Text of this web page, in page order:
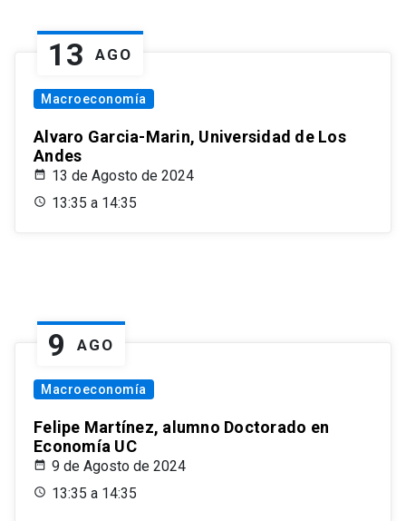
13 AGO
Macroeconomía
Alvaro Garcia-Marin, Universidad de Los
Andes
13 de Agosto de 2024
13:35 a 14:35
9 AGO
Macroeconomía
Felipe Martínez, alumno Doctorado en
Economía UC
9 de Agosto de 2024
13:35 a 14:35